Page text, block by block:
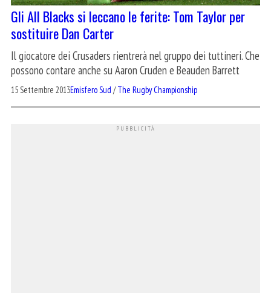
Gli All Blacks si leccano le ferite: Tom Taylor per
sostituire Dan Carter
Il giocatore dei Crusaders rientrerà nel gruppo dei tuttineri. Che
possono contare anche su Aaron Cruden e Beauden Barrett
15 Settembre 2013Emisfero Sud /The Rugby Championship